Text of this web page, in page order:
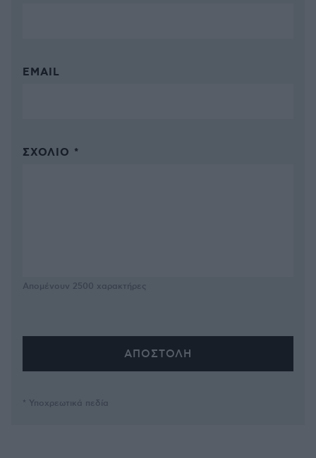
EMAIL
ΣΧΌΛΙΟ *
Απομένουν 2500 χαρακτήρες
* Υποχρεωτικά πεδία